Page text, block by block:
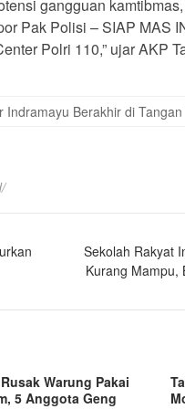
gangguan
Pak Polisi – SIAP MAS
Polri 110,” ujar AKP
Berakhir di
Sekolah Rakyat
Kurang Mampu,
Warung Pakai
5 Anggota Geng